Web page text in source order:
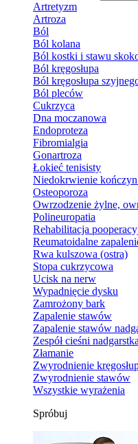
Artretyzm
Artroza
Ból
Ból kolana
Ból kostki i stawu
Ból kręgosłupa
Ból kręgosłupa
Ból pleców
Cukrzyca
Dna moczanowa
Endoproteza
Fibromialgia
Gonartroza
Łokieć tenisisty
Niedokrwienie
Osteoporoza
Owrzodzenie żylne,
Polineuropatia
Rehabilitacja
Reumatoidalne
Rwa kulszowa (ostra)
Stopa cukrzycowa
Ucisk na nerw
Wypadnięcie dysku
Zamrożony bark
Zapalenie stawów
Zapalenie stawów
Zespół cieśni nadgarstka
Złamanie
Zwyrodnienie
Zwyrodnienie stawów
Wszystkie wyrażenia
Spróbuj